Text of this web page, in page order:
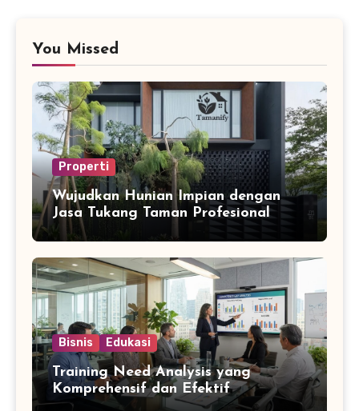
You Missed
Properti
Wujudkan Hunian Impian dengan
Jasa Tukang Taman Profesional
Bisnis Edukasi
Training Need Analysis yang
Komprehensif dan Efektif